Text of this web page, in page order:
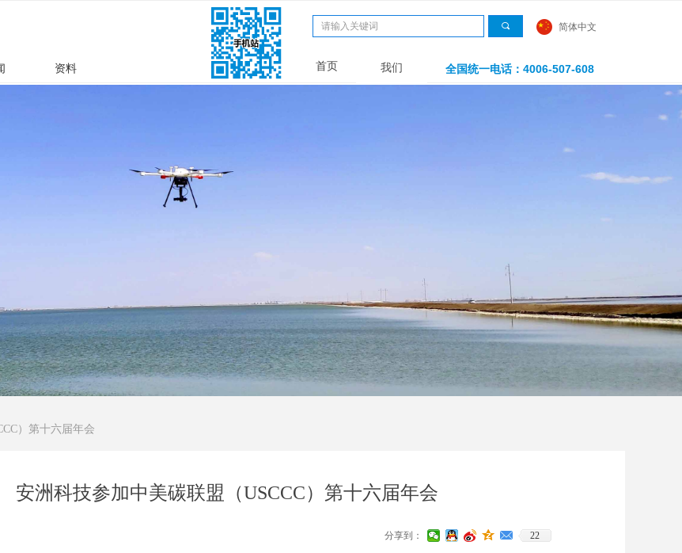
资料
끠
文章
全国统一电话：4006-507-608
首页 我们
简体中文
安洲科技参加中美碳联盟（USCCC）第十六届年会
分享到： 22
）第十六届年会